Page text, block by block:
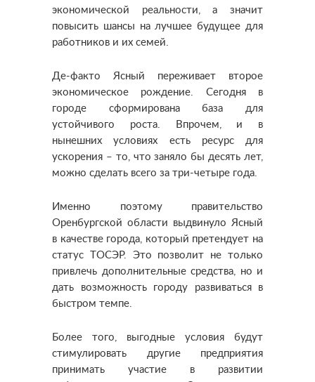
экономической реальности, а значит
повысить шансы на лучшее будущее для
работников и их семей.
Де-факто Ясный переживает второе
экономическое рождение. Сегодня в
городе сформирована база для
устойчивого роста. Впрочем, и в
нынешних условиях есть ресурс для
ускорения – то, что заняло бы десять лет,
можно сделать всего за три-четыре года.
Именно поэтому правительство
Оренбургской области выдвинуло Ясный
в качестве города, который претендует на
статус ТОСЭР. Это позволит не только
привлечь дополнительные средства, но и
дать возможность городу развиваться в
быстром темпе.
Более того, выгодные условия будут
стимулировать другие предприятия
принимать участие в развитии